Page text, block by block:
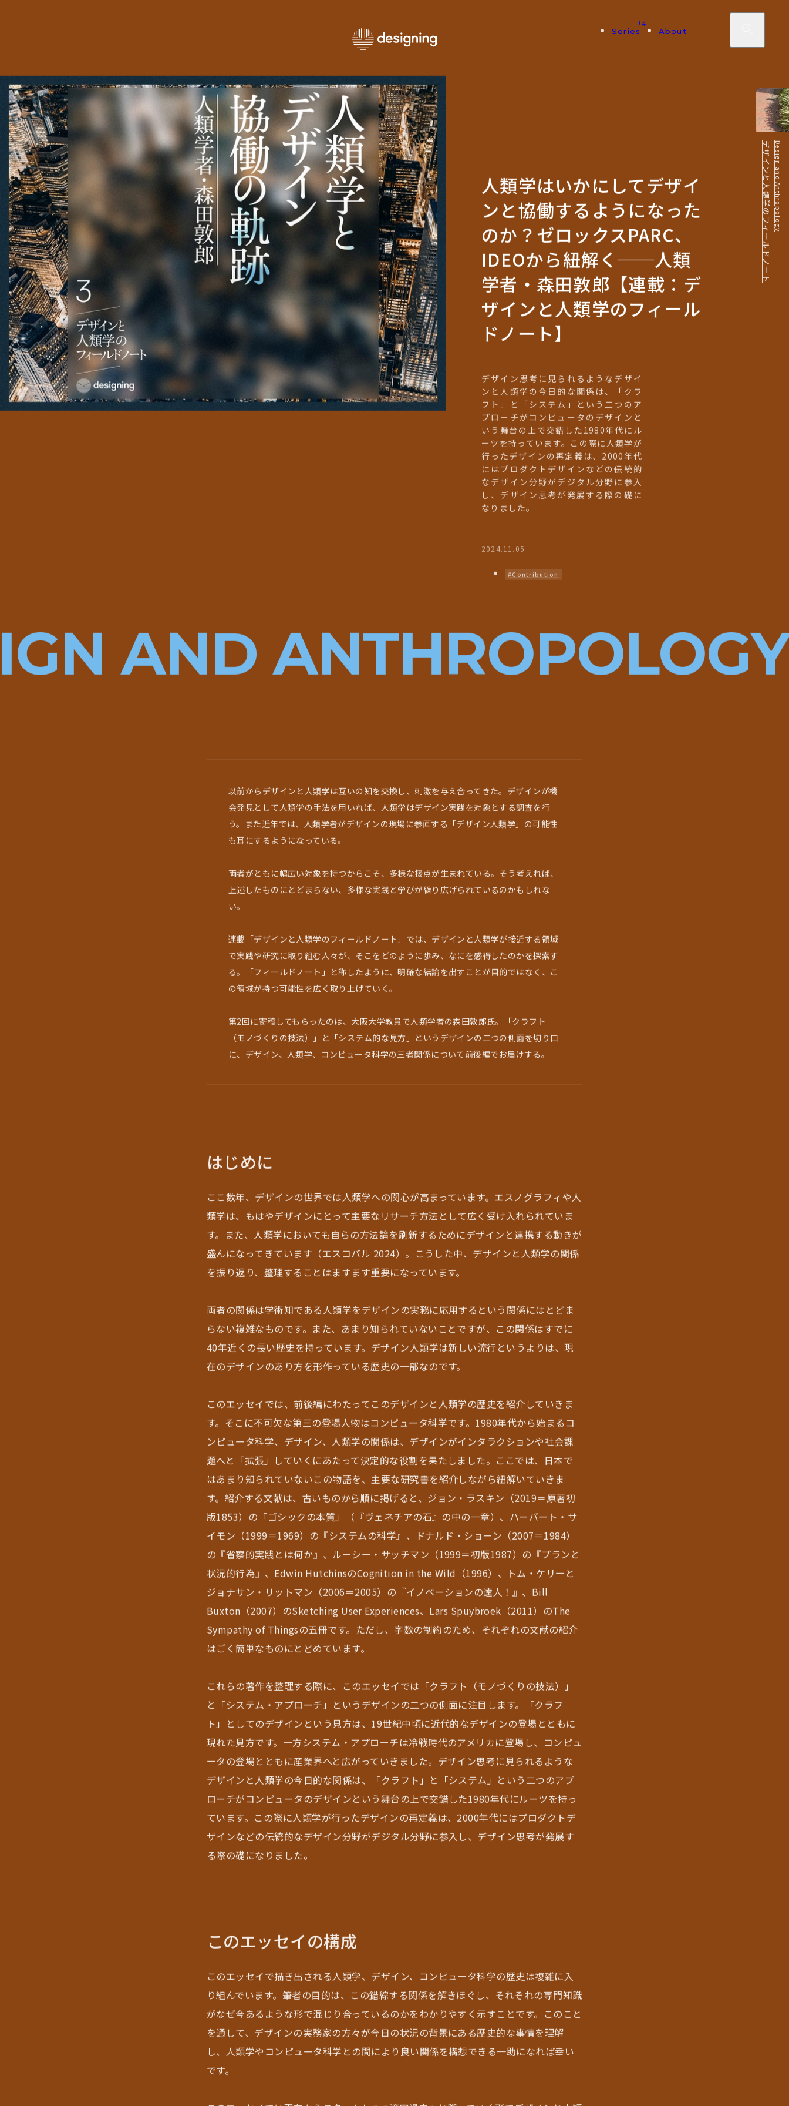
Series
14
About
人類学はいかにしてデザイ
ンと協働するようになった
のか？ゼロックスPARC、
IDEOから紐解く──人類
学者・森田敦郎【連載：デ
ザインと人類学のフィール
ドノート】
デザイン思考に見られるようなデザイ
ンと人類学の今日的な関係は、「クラ
フト」と「システム」という二つのア
プローチがコンピュータのデザインと
いう舞台の上で交錯した1980年代にル
ーツを持っています。この際に人類学が
行ったデザインの再定義は、2000年代
にはプロダクトデザインなどの伝統的
なデザイン分野がデジタル分野に参入
し、デザイン思考が発展する際の礎に
なりました。
2024.11.05
#Contribution
AND ANTHROPOLOGY
以前からデザインと人類学は互いの知を交換し、刺激を与え合ってきた。デザインが機
会発見として人類学の手法を用いれば、人類学はデザイン実践を対象とする調査を行
う。また近年では、人類学者がデザインの現場に参画する「デザイン人類学」の可能性
も耳にするようになっている。
両者がともに幅広い対象を持つからこそ、多様な接点が生まれている。そう考えれば、
上述したものにとどまらない、多様な実践と学びが繰り広げられているのかもしれな
い。
連載「デザインと人類学のフィールドノート」では、デザインと人類学が接近する領域
で実践や研究に取り組む人々が、そこをどのように歩み、なにを感得したのかを探索す
る。「フィールドノート」と称したように、明確な結論を出すことが目的ではなく、こ
の領域が持つ可能性を広く取り上げていく。
第2回に寄稿してもらったのは、大阪大学教員で人類学者の森田敦郎氏。「クラフト
（モノづくりの技法）」と「システム的な見方」というデザインの二つの側面を切り口
に、デザイン、人類学、コンピュータ科学の三者関係について前後編でお届けする。
はじめに
ここ数年、デザインの世界では人類学への関心が高まっています。エスノグラフィや人
類学は、もはやデザインにとって主要なリサーチ方法として広く受け入れられていま
す。また、人類学においても自らの方法論を刷新するためにデザインと連携する動きが
盛んになってきています（エスコバル 2024）。こうした中、デザインと人類学の関係
を振り返り、整理することはますます重要になっています。
両者の関係は学術知である人類学をデザインの実務に応用するという関係にはとどま
らない複雑なものです。また、あまり知られていないことですが、この関係はすでに
40年近くの長い歴史を持っています。デザイン人類学は新しい流行というよりは、現
在のデザインのあり方を形作っている歴史の一部なのです。
このエッセイでは、前後編にわたってこのデザインと人類学の歴史を紹介していきま
す。そこに不可欠な第三の登場人物はコンピュータ科学です。1980年代から始まるコ
ンピュータ科学、デザイン、人類学の関係は、デザインがインタラクションや社会課
題へと「拡張」していくにあたって決定的な役割を果たしました。ここでは、日本で
はあまり知られていないこの物語を、主要な研究書を紹介しながら紐解いていきま
す。紹介する文献は、古いものから順に掲げると、ジョン・ラスキン（2019＝原著初
版1853）の「ゴシックの本質」（『ヴェネチアの石』の中の一章）、ハーバート・サ
イモン（1999＝1969）の『システムの科学』、ドナルド・ショーン（2007＝1984）
の『省察的実践とは何か』、ルーシー・サッチマン（1999＝初版1987）の『プランと
状況的行為』、Edwin HutchinsのCognition in the Wild（1996）、トム・ケリーと
ジョナサン・リットマン（2006＝2005）の『イノベーションの達人！』、Bill
Buxton（2007）のSketching User Experiences、Lars Spuybroek（2011）のThe
Sympathy of Thingsの五冊です。ただし、字数の制約のため、それぞれの文献の紹介
はごく簡単なものにとどめています。
これらの著作を整理する際に、このエッセイでは「クラフト（モノづくりの技法）」
と「システム・アプローチ」というデザインの二つの側面に注目します。「クラフ
ト」としてのデザインという見方は、19世紀中頃に近代的なデザインの登場とともに
現れた見方です。一方システム・アプローチは冷戦時代のアメリカに登場し、コンピュ
ータの登場とともに産業界へと広がっていきました。デザイン思考に見られるような
デザインと人類学の今日的な関係は、「クラフト」と「システム」という二つのアプ
ローチがコンピュータのデザインという舞台の上で交錯した1980年代にルーツを持っ
ています。この際に人類学が行ったデザインの再定義は、2000年代にはプロダクトデ
ザインなどの伝統的なデザイン分野がデジタル分野に参入し、デザイン思考が発展す
る際の礎になりました。
このエッセイの構成
このエッセイで描き出される人類学、デザイン、コンピュータ科学の歴史は複雑に入
り組んでいます。筆者の目的は、この錯綜する関係を解きほぐし、それぞれの専門知識
がなぜ今あるような形で混じり合っているのかをわかりやすく示すことです。このこと
を通して、デザインの実務家の方々が今日の状況の背景にある歴史的な事情を理解
し、人類学やコンピュータ科学との間により良い関係を構想できる一助になれば幸い
です。
Design and Anthropology